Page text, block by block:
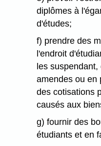
diplômes à
d'études;
f) prendre des
l'endroit
les
amendes ou en
des cotisations
causés aux
g) fournir des
étudiants et en